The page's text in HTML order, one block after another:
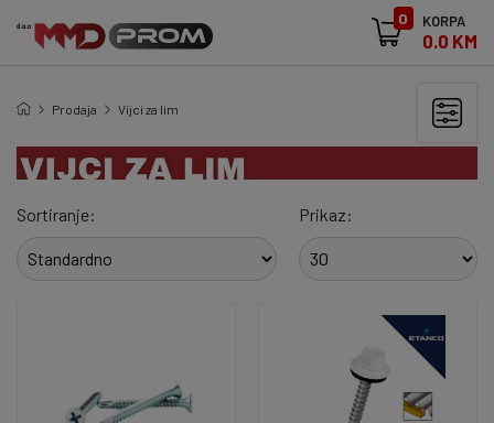
0 KORPA
0.0 KM
Prodaja Vijci za lim
Sortiranje: Prikaz: